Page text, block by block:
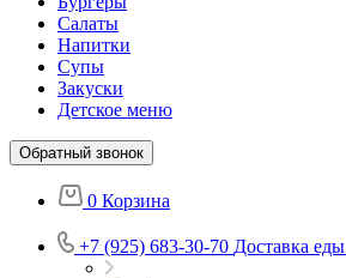
Салаты
Напитки
Супы
Закуски
Детское меню
Обратный звонок
0 Корзина
+7 (925) 683-30-70 Доставка еды